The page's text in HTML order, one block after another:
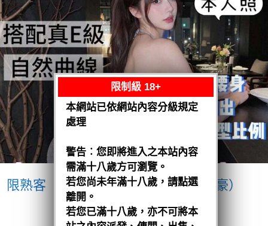
限熟客【南區】愛紗 越南$3200（豪）
閱讀全文
限制級 18+
本網站已依網站內容分級規定
處理
警告︰您即將進入之本站內容
需滿十八歲方可瀏覽。
若您尚未年滿十八歲，請點選
離開。
若您已滿十八歲，亦不可將本